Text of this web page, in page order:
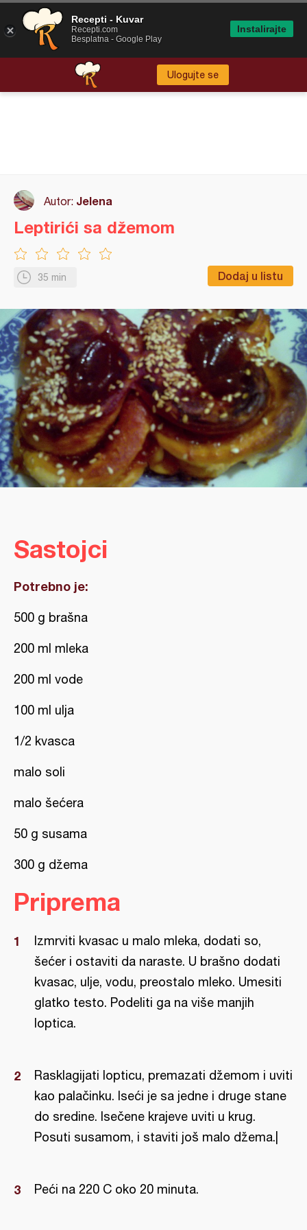
Ulogujte se
Autor: Jelena
35 min Dodaj u listu
Leptirići sa džemom
Sastojci
Potrebno je:
500 g brašna
200 ml mleka
200 ml vode
100 ml ulja
1/2 kvasca
malo soli
malo šećera
50 g susama
300 g džema
Priprema
Izmrviti kvasac u malo mleka, dodati so,
šećer i ostaviti da naraste. U brašno dodati
kvasac, ulje, vodu, preostalo mleko. Umesiti
glatko testo. Podeliti ga na više manjih
loptica.
Rasklagijati lopticu, premazati džemom i uviti
kao palačinku. Iseći je sa jedne i druge stane
do sredine. Isečene krajeve uviti u krug.
Posuti susamom, i staviti još malo džema.|
Peći na 220 C oko 20 minuta.
Recepti - Kuvar
Recepti.com
Besplatna - Google Play
Instalirajte